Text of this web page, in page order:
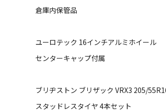
倉庫内保管品
ユーロテック 16インチアルミホイール
センターキャップ付属
ブリヂストン ブリザック VRX3 205/
スタッドレスタイヤ 4本セット